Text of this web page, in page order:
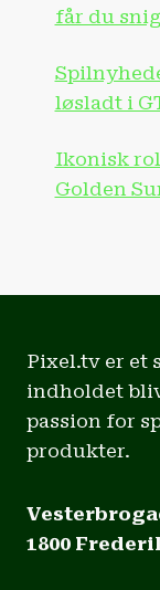
får du
løsladt i
Ikonisk
Golden
Pixel.tv er et
indholdet
passion for
produkter.
1800